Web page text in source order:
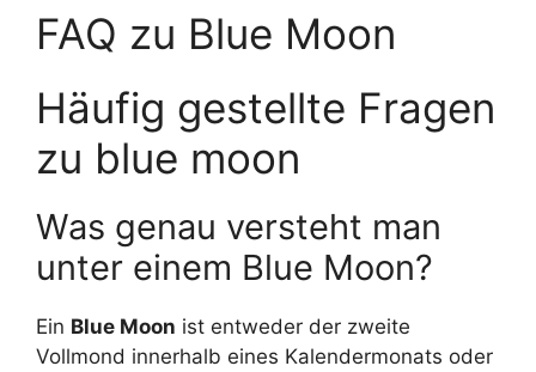
FAQ zu Blue Moon
Häufig gestellte Fragen
zu blue moon
Was genau versteht man
unter einem Blue Moon?
Ein Blue Moon ist entweder der zweite
Vollmond innerhalb eines Kalendermonats oder